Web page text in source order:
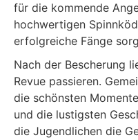
für die kommende
hochwertigen
erfolgreiche Fänge
Nach der Bescherung
Revue passieren.
die schönsten
und die lustigsten
die Jugendlichen die